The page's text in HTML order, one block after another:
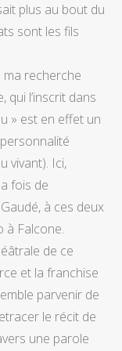
plus au bout du
sont les fils
ma recherche
qui l’inscrit dans
» est en effet un
vivant). Ici,
fois de
à ces deux
à Falcone.
de ce
et la franchise
parvenir de
le récit de
une parole